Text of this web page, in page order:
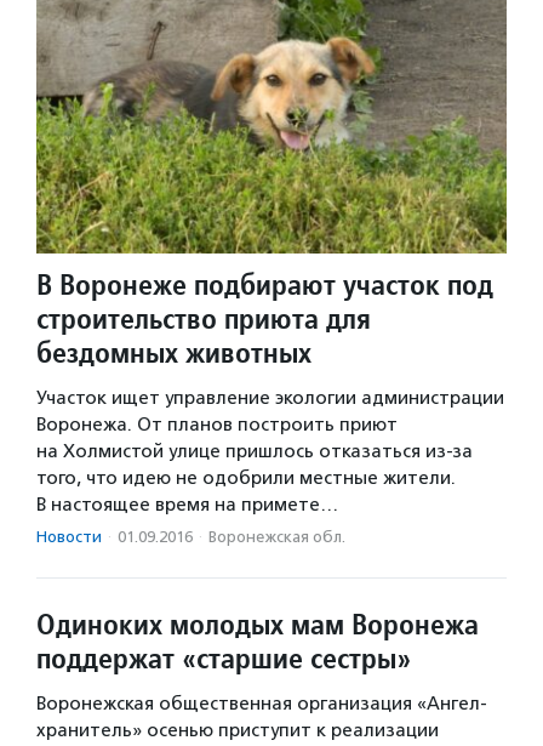
В Воронеже подбирают участок под
строительство приюта для
бездомных животных
Участок ищет управление экологии администрации
Воронежа. От планов построить приют
на Холмистой улице пришлось отказаться из-за
того, что идею не одобрили местные жители.
В настоящее время на примете…
Новости · 01.09.2016 · Воронежская обл.
Одиноких молодых мам Воронежа
поддержат «старшие сестры»
Воронежская общественная организация «Ангел-
хранитель» осенью приступит к реализации